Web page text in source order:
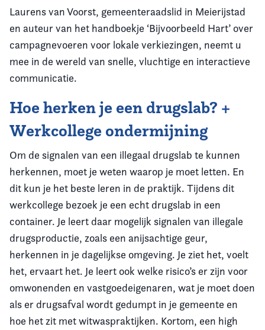
Laurens van Voorst, gemeenteraadslid in Meierijstad
en auteur van het handboekje ‘Bijvoorbeeld Hart’ over
campagnevoeren voor lokale verkiezingen, neemt u
mee in de wereld van snelle, vluchtige en interactieve
communicatie.
Hoe herken je een drugslab? +
Werkcollege ondermijning
Om de signalen van een illegaal drugslab te kunnen
herkennen, moet je weten waarop je moet letten. En
dit kun je het beste leren in de praktijk. Tijdens dit
werkcollege bezoek je een echt drugslab in een
container. Je leert daar mogelijk signalen van illegale
drugsproductie, zoals een anijsachtige geur,
herkennen in je dagelijkse omgeving. Je ziet het, voelt
het, ervaart het. Je leert ook welke risico’s er zijn voor
omwonenden en vastgoedeigenaren, wat je moet doen
als er drugsafval wordt gedumpt in je gemeente en
hoe het zit met witwaspraktijken. Kortom, een high